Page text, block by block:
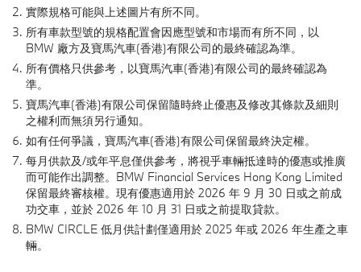
實際規格可能與上述圖片有所不同。
所有車款型號的規格配置會因應型號和市場而有所不同，以
BMW 廠方及寶馬汽車(香港)有限公司的最終確認為準。
所有價格只供參考，以寶馬汽車(香港)有限公司的最終確認為
準。
寶馬汽車(香港)有限公司保留隨時終止優惠及修改其條款及細則
之權利而無須另行通知。​
如有任何爭議，寶馬汽車(香港)有限公司保留最終決定權。
每月供款及/或年平息僅供參考，將視乎車輛抵達時的優惠或推廣
而可能作出調整。BMW Financial Services Hong Kong Limited
保留最終審核權。現有優惠適用於 2026 年 9 月 30 日或之前成
功交車，並於 2026 年 10 月 31 日或之前提取貸款。
BMW CIRCLE 低月供計劃僅適用於 2025 年或 2026 年生產之車
輛。